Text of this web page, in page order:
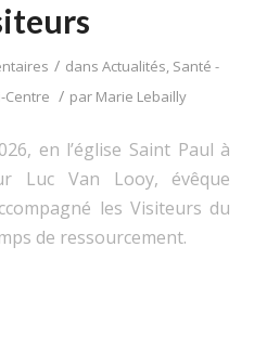
/ dans Actualités, Santé -
Centre / par Marie Lebailly
en l’église Saint Paul à
Luc Van Looy, évêque
les Visiteurs du
de ressourcement.